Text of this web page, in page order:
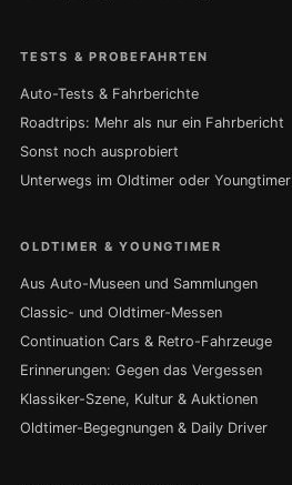
TESTS & PROBEFAHRTEN
Auto-Tests & Fahrberichte
Roadtrips: Mehr als nur ein Fahrbericht
Sonst noch ausprobiert
Unterwegs im Oldtimer oder Youngtimer
OLDTIMER & YOUNGTIMER
Aus Auto-Museen und Sammlungen
Classic- und Oldtimer-Messen
Continuation Cars & Retro-Fahrzeuge
Erinnerungen: Gegen das Vergessen
Klassiker-Szene, Kultur & Auktionen
Oldtimer-Begegnungen & Daily Driver